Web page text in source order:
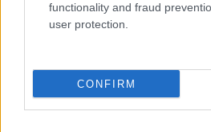
functionality and fraud
user protection.
CONFIRM